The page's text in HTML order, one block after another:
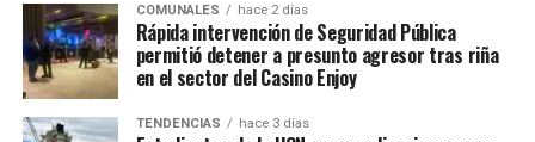
COMUNALES hace 2 días
Rápida intervención de Seguridad Pública
permitió detener a presunto agresor tras riña
en el sector del Casino Enjoy
TENDENCIAS hace 3 días